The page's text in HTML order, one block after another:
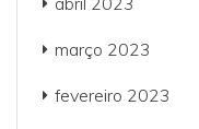
março 2023
fevereiro 2023